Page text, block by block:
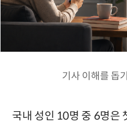
기사 이해를 돕
국내 성인 10명 중 6명은